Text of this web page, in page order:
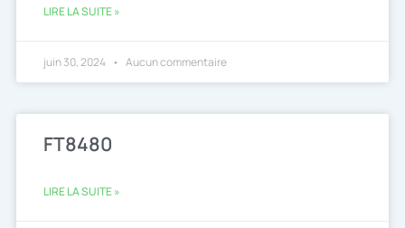
LIRE LA SUITE »
juin 30, 2024 Aucun commentaire
FT8480
LIRE LA SUITE »